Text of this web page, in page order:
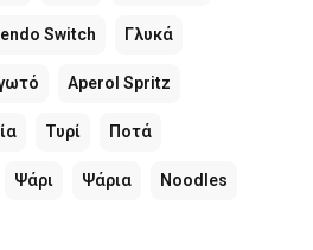
Switch Γλυκά
Aperol Spritz
Τυρί Ποτά
Ψάρι Ψάρια Noodles